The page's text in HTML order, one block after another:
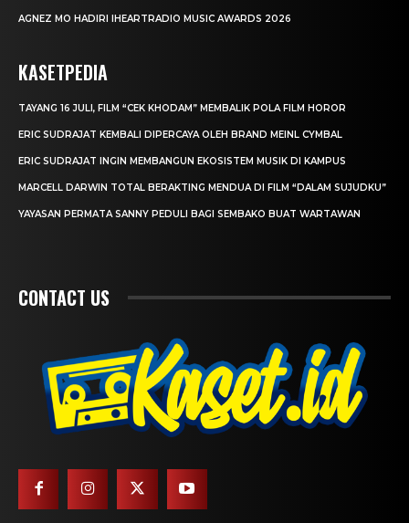
AGNEZ MO HADIRI IHEARTRADIO MUSIC AWARDS 2026
KASETPEDIA
TAYANG 16 JULI, FILM “CEK KHODAM” MEMBALIK POLA FILM HOROR
ERIC SUDRAJAT KEMBALI DIPERCAYA OLEH BRAND MEINL CYMBAL
ERIC SUDRAJAT INGIN MEMBANGUN EKOSISTEM MUSIK DI KAMPUS
MARCELL DARWIN TOTAL BERAKTING MENDUA DI FILM “DALAM SUJUDKU”
YAYASAN PERMATA SANNY PEDULI BAGI SEMBAKO BUAT WARTAWAN
CONTACT US